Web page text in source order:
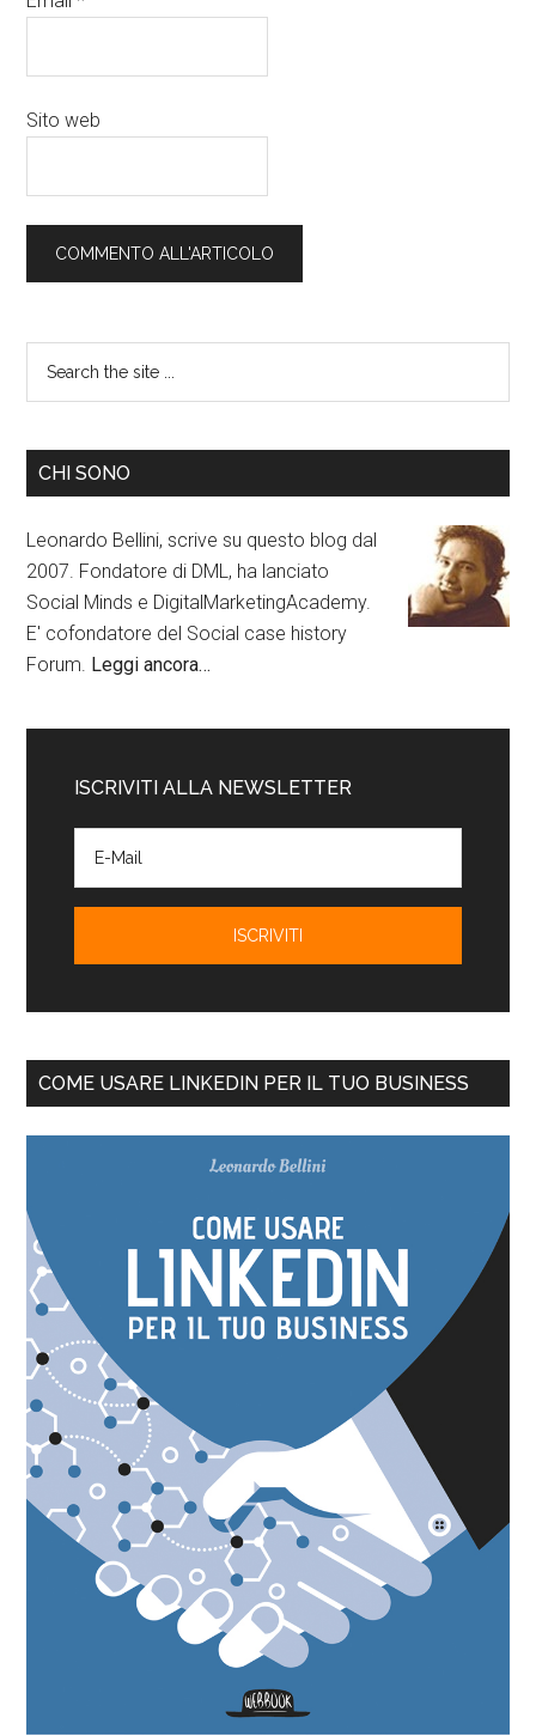
Sito web
CHI SONO
Leonardo Bellini, scrive su questo blog dal
2007. Fondatore di DML, ha lanciato
Social Minds e DigitalMarketingAcademy.
E' cofondatore del Social case history
Forum. Leggi ancora…
ISCRIVITI ALLA NEWSLETTER
COME USARE LINKEDIN PER IL TUO BUSINESS